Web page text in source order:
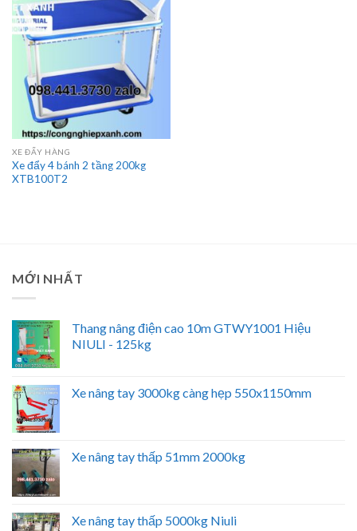
XE ĐẨY HÀNG
Xe đẩy 4 bánh 2 tầng 200kg
XTB100T2
MỚI NHẤT
Thang nâng điện cao 10m GTWY1001 Hiệu
NIULI - 125kg
Xe nâng tay 3000kg càng hẹp 550x1150mm
Xe nâng tay thấp 51mm 2000kg
Xe nâng tay thấp 5000kg Niuli